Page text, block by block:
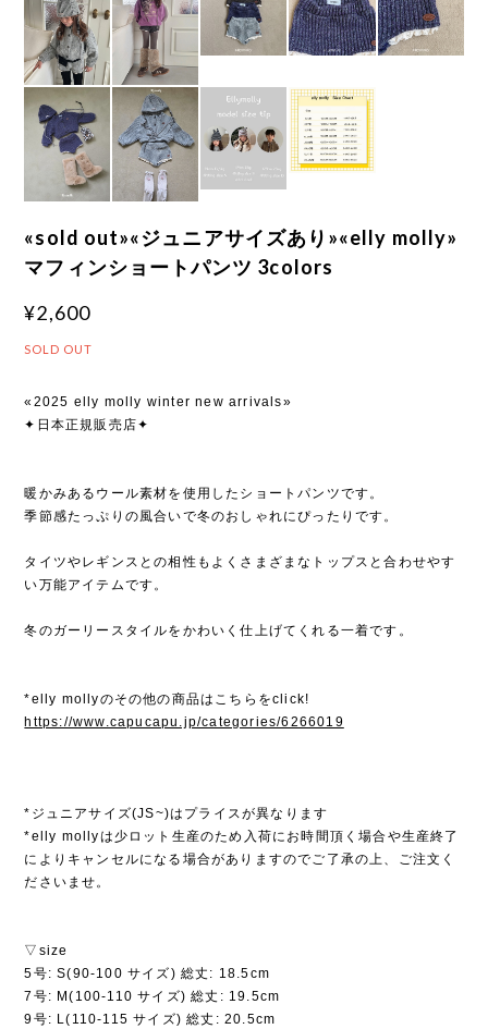
«sold out»«ジュニアサイズあり»«elly molly»
マフィンショートパンツ 3colors
¥2,600
SOLD OUT
«2025 elly molly winter new arrivals»
✦日本正規販売店✦
暖かみあるウール素材を使用したショートパンツです。
季節感たっぷりの風合いで冬のおしゃれにぴったりです。
タイツやレギンスとの相性もよくさまざまなトップスと合わせやす
い万能アイテムです。
冬のガーリースタイルをかわいく仕上げてくれる一着です。
*elly mollyのその他の商品はこちらをclick!
https://www.capucapu.jp/categories/6266019
*ジュニアサイズ(JS~)はプライスが異なります
*elly mollyは少ロット生産のため入荷にお時間頂く場合や生産終了
によりキャンセルになる場合がありますのでご了承の上、ご注文く
ださいませ。
▽size
5号: S(90-100 サイズ) 総丈: 18.5cm
7号: M(100-110 サイズ) 総丈: 19.5cm
9号: L(110-115 サイズ) 総丈: 20.5cm